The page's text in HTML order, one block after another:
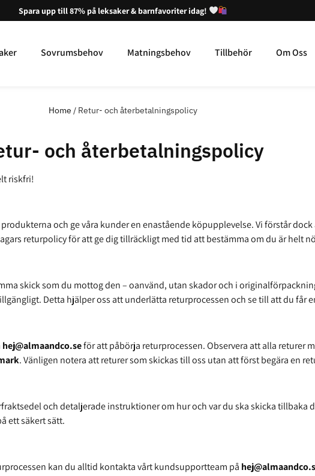
Spara upp till 87% på leksaker & barnfavoriter idag!
Sovrumsbehov Matningsbehov Tillbehör Om Oss
Home / Retur- och återbetalningspolicy
och återbetalningspolicy
riskfri!
och ge våra kunder en enastående köpupplevelse. Vi förstår
returpolicy för att ge dig tillräckligt med tid att bestämma om du är helt
skick som du mottog den – oanvänd, utan skador och i
Detta hjälper oss att underlätta returprocessen och se till att du får
hej@almaandco.seför att påbörja returprocessen. Observera att alla returer
. Vänligen notera att returer som skickas till oss utan att först begära en
och detaljerade instruktioner om hur och var du ska skicka tillbaka
ett säkert sätt.
kan du alltid kontakta vårt kundsupportteam på